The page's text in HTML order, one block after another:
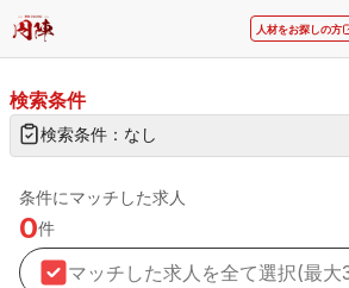
人材をお探しの方
検索条件
検索条件： なし
条件にマッチした求人
0件
マッチした求人を全て選択(最大